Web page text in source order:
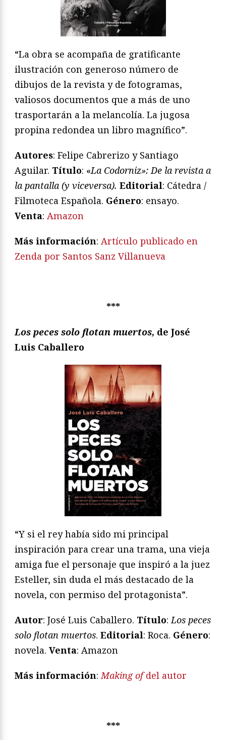
“La obra se acompaña de gratificante
ilustración con generoso número de
dibujos de la revista y de fotogramas,
valiosos documentos que a más de uno
trasportarán a la melancolía. La jugosa
propina redondea un libro magnífico”.
Autores: Felipe Cabrerizo y Santiago
Aguilar. Título: «La Codorniz»: De la revista a
la pantalla (y viceversa). Editorial: Cátedra /
Filmoteca Española. Género: ensayo.
Venta: Amazon
Más información: Artículo publicado en
Zenda por Santos Sanz Villanueva
***
Los peces solo flotan muertos, de José
Luis Caballero
“Y si el rey había sido mi principal
inspiración para crear una trama, una vieja
amiga fue el personaje que inspiró a la juez
Esteller, sin duda el más destacado de la
novela, con permiso del protagonista”.
Autor: José Luis Caballero. Título:Los peces
solo flotan muertos. Editorial: Roca. Género:
novela. Venta: Amazon
Más información:Making ofdel autor
***